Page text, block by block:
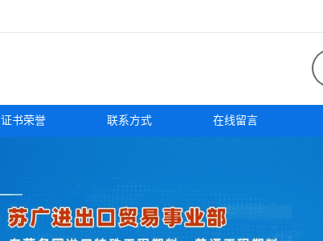
证书荣誉 联系方式 在线留言